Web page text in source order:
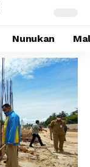
Nunukan